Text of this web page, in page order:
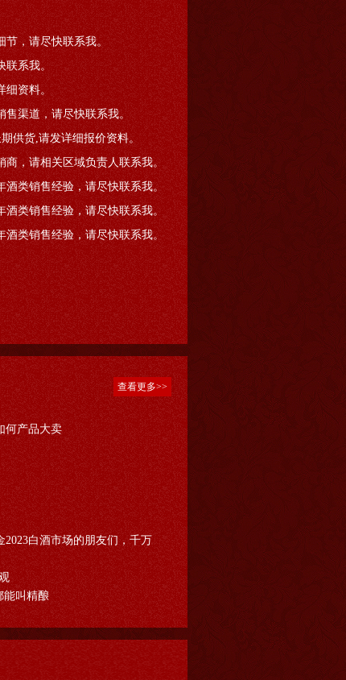
，请尽快联系我。
联系我。
资料。
售渠道，请尽快联系我。
供货,请发详细报价资料。
，请相关区域负责人联系我。
类销售经验，请尽快联系我。
类销售经验，请尽快联系我。
类销售经验，请尽快联系我。
查看更多>>
何产品大卖
白酒市场的朋友们，千万
能叫精酿